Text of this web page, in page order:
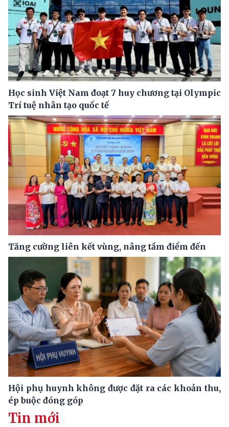
Học sinh Việt Nam đoạt 7 huy chương tại Olympic
Trí tuệ nhân tạo quốc tế
Tăng cường liên kết vùng, nâng tầm điểm đến
Hội phụ huynh không được đặt ra các khoản thu,
ép buộc đóng góp
Tin mới